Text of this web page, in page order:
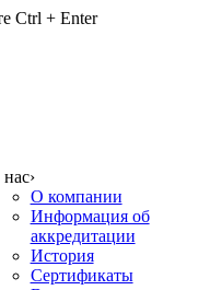
Ctrl + Enter
›
О компании
Информация об
аккредитации
История
Сертификаты